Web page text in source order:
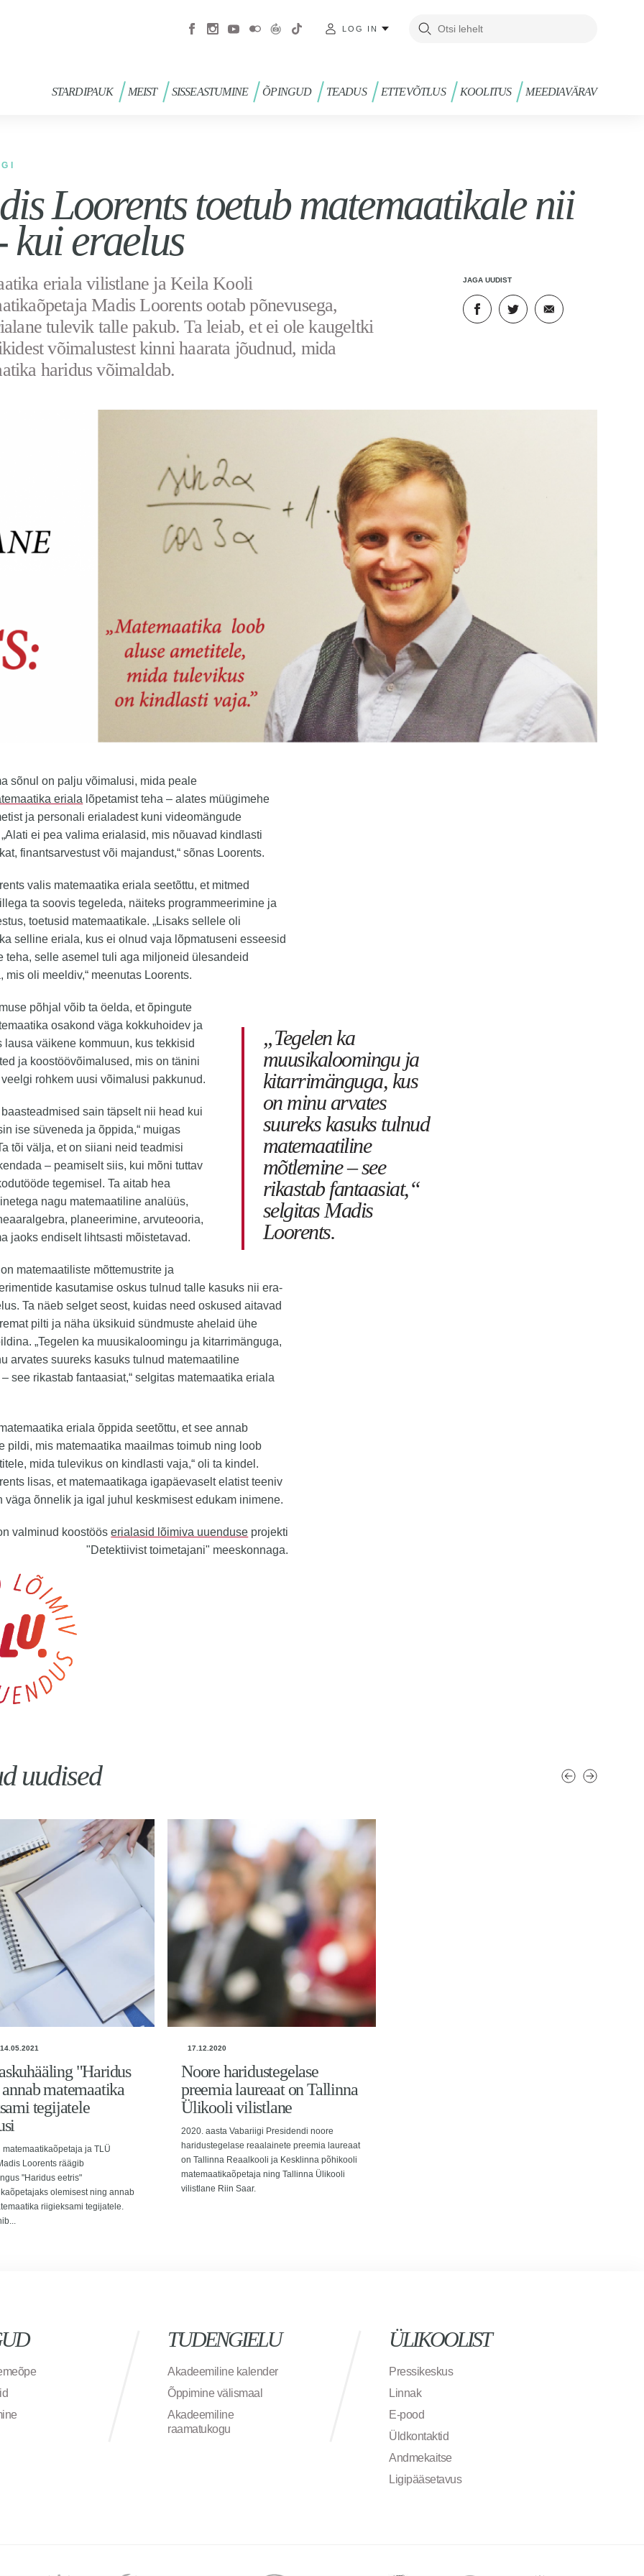
LOG IN
STARDIPAUK MEIST SISSEASTUMINE ÕPINGUD TEADUS ETTEVÕTLUS KOOLITUS MEEDIAVÄRAV
Loorents toetub matemaatikale nii
kui eraelus
eriala vilistlane ja Keila Kooli
Madis Loorents ootab põnevusega,
tulevik talle pakub. Ta leiab, et ei ole kaugeltki
võimalustest kinni haarata jõudnud, mida
haridus võimaldab.
JAGA UUDIST
sõnul on palju võimalusi, mida peale
eriala lõpetamist teha – alates müügimehe
ja personali erialadest kuni videomängude
ei pea valima erialasid, mis nõuavad kindlasti
finantsarvestust või majandust,“ sõnas Loorents.
valis matemaatika eriala seetõttu, et mitmed
ta soovis tegeleda, näiteks programmeerimine ja
toetusid matemaatikale. „Lisaks sellele oli
selline eriala, kus ei olnud vaja lõpmatuseni esseesid
teha, selle asemel tuli aga miljoneid ülesandeid
mis oli meeldiv,“ meenutas Loorents.
„Tegelen ka
muusikaloomingu ja
kitarrimänguga, kus
on minu arvates
suureks kasuks tulnud
matemaatiline
mõtlemine – see
rikastab fantaasiat,“
selgitas Madis
Loorents.
põhjal võib ta öelda, et õpingute
osakond väga kokkuhoidev ja
lausa väikene kommuun, kus tekkisid
ja koostöövõimalused, mis on tänini
rohkem uusi võimalusi pakkunud.
baasteadmised sain täpselt nii head kui
ise süveneda ja õppida,“ muigas
tõi välja, et on siiani neid teadmisi
– peamiselt siis, kui mõni tuttav
tegemisel. Ta aitab hea
nagu matemaatiline analüüs,
planeerimine, arvuteooria,
jaoks endiselt lihtsasti mõistetavad.
matemaatiliste mõttemustrite ja
kasutamise oskus tulnud talle kasuks nii era-
Ta näeb selget seost, kuidas need oskused aitavad
pilti ja näha üksikuid sündmuste ahelaid ühe
„Tegelen ka muusikaloomingu ja kitarrimänguga,
arvates suureks kasuks tulnud matemaatiline
see rikastab fantaasiat,“ selgitas matemaatika eriala
eriala õppida seetõttu, et see annab
pildi, mis matemaatika maailmas toimub ning loob
mida tulevikus on kindlasti vaja,“ oli ta kindel.
lisas, et matemaatikaga igapäevaselt elatist teeniv
väga õnnelik ja igal juhul keskmisest edukam inimene.
valminud koostööserialasid lõimiva uuenduse projekti
"Detektiivist toimetajani" meeskonnaga.
uudised
14.05.2021
"Haridus
matemaatika
tegijatele
ja TLÜ
Loorents räägib
"Haridus eetris"
olemisest ning annab
riigieksami tegijatele.
17.12.2020
Noore haridustegelase
preemia laureaat on Tallinna
Ülikooli vilistlane
2020. aasta Vabariigi Presidendi noore
haridustegelase reaalainete preemia laureaat
on Tallinna Reaalkooli ja Kesklinna põhikooli
matemaatikaõpetaja ning Tallinna Ülikooli
vilistlane Riin Saar.
TUDENGIELU
Akadeemiline kalender
Õppimine välismaal
Akadeemiline
raamatukogu
ÜLIKOOLIST
Pressikeskus
Linnak
E-pood
Üldkontaktid
Andmekaitse
Ligipääsetavus